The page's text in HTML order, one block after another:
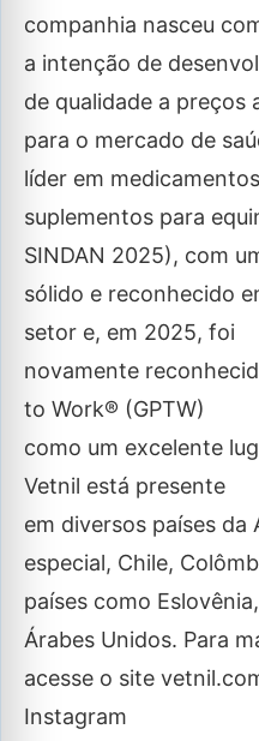
companhia nasceu
a intenção de
de qualidade a preços
para o mercado de
líder em
suplementos para
SINDAN 2025), com
sólido e reconhecido
setor e, em 2025, foi
novamente
to Work® (GPTW)
como um excelente
Vetnil está presente
em diversos países da
especial, Chile,
países como
Árabes Unidos. Para
acesse o site
Instagram